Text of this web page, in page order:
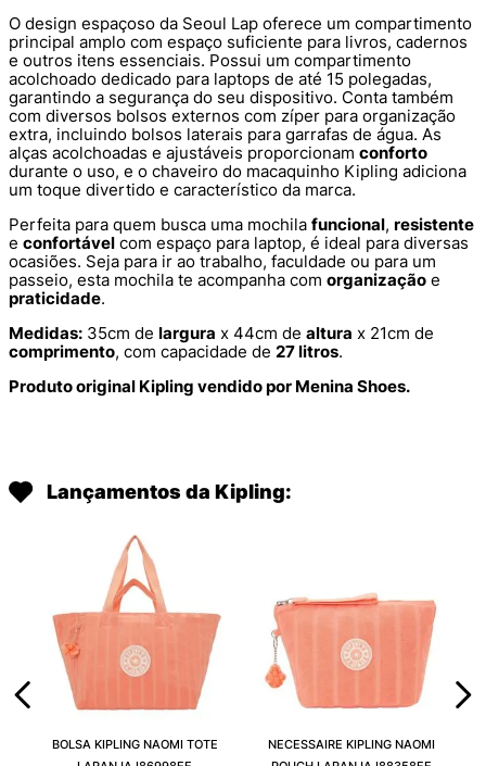
O design espaçoso da Seoul Lap oferece um compartimento
principal amplo com espaço suficiente para livros, cadernos
e outros itens essenciais. Possui um compartimento
acolchoado dedicado para laptops de até 15 polegadas,
garantindo a segurança do seu dispositivo. Conta também
com diversos bolsos externos com zíper para organização
extra, incluindo bolsos laterais para garrafas de água. As
alças acolchoadas e ajustáveis proporcionam conforto
durante o uso, e o chaveiro do macaquinho Kipling adiciona
um toque divertido e característico da marca.
Perfeita para quem busca uma mochila funcional, resistente
e confortável com espaço para laptop, é ideal para diversas
ocasiões. Seja para ir ao trabalho, faculdade ou para um
passeio, esta mochila te acompanha com organização e
praticidade.
Medidas: 35cm de largura x 44cm de altura x 21cm de
comprimento, com capacidade de 27 litros.
Produto original Kipling vendido por Menina Shoes.
Lançamentos da Kipling:
BOLSA KIPLING NAOMI TOTE
NECESSAIRE KIPLING NAOMI